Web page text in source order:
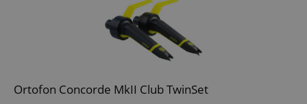
Ortofon Concorde MkII Club TwinSet